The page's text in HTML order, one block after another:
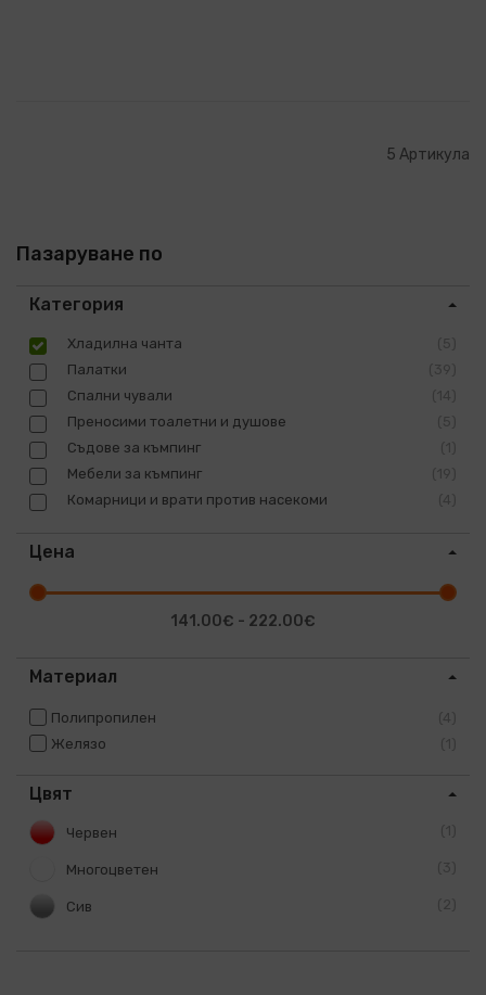
Пазаруване по
Категория
Хладилна чанта
Палатки
Спални чували
Преносими тоалетни и душове
Съдове за къмпинг
Мебели за къмпинг
Комарници и врати против насекоми
Цена
141.00€ - 222.00€
Материал
Полипропилен
Желязо
Цвят
Червен
Многоцветен
Сив
5 Артикула